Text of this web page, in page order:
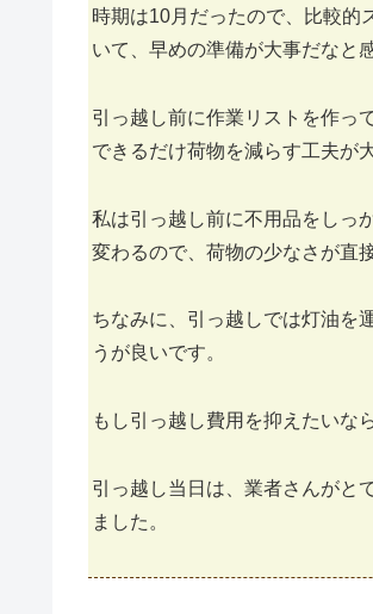
時期は10月だったので、比較的
いて、早めの準備が大事だなと
引っ越し前に作業リストを作っ
できるだけ荷物を減らす工夫が大
私は引っ越し前に不用品をしっ
変わるので、荷物の少なさが直
ちなみに、引っ越しでは灯油を
うが良いです。
もし引っ越し費用を抑えたいな
引っ越し当日は、業者さんがと
ました。